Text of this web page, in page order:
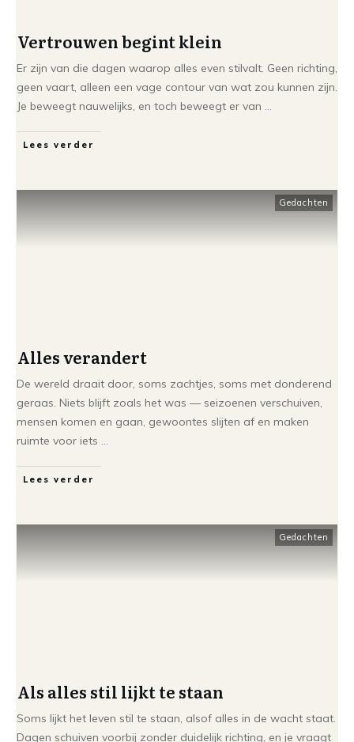
Vertrouwen begint klein
Er zijn van die dagen waarop alles even stilvalt. Geen richting,
geen vaart, alleen een vage contour van wat zou kunnen zijn.
Je beweegt nauwelijks, en toch beweegt er van ...
Lees verder
Gedachten
Alles verandert
De wereld draait door, soms zachtjes, soms met donderend
geraas. Niets blijft zoals het was — seizoenen verschuiven,
mensen komen en gaan, gewoontes slijten af en maken
ruimte voor iets ...
Lees verder
Gedachten
Als alles stil lijkt te staan
Soms lijkt het leven stil te staan, alsof alles in de wacht staat.
Dagen schuiven voorbij zonder duidelijk richting, en je vraagt